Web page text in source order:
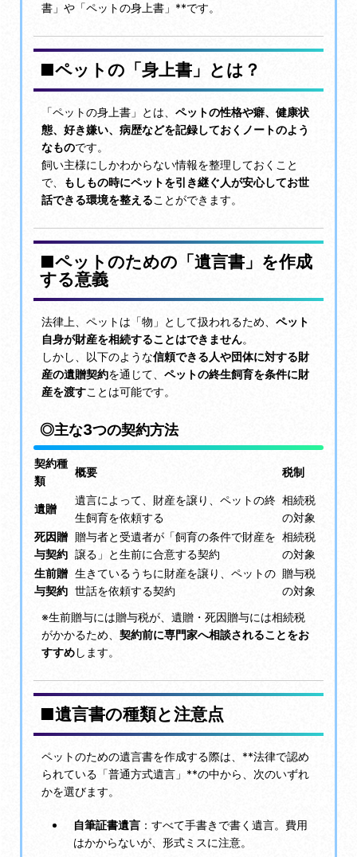
書」や「ペットの身上書」**です。
■ペットの「身上書」とは？
「ペットの身上書」とは、ペットの性格や癖、健康状
態、好き嫌い、病歴などを記録しておくノートのよう
なものです。
飼い主様にしかわからない情報を整理しておくこと
で、
もしもの時にペットを引き継ぐ人が安心してお世
話できる環境を整えることができます。
■ペットのための「遺言書」を作成
する意義
法律上、ペットは「物」として扱われるため、ペット
自身が財産を相続することはできません。
しかし、以下のような信頼できる人や団体に対する財
産の遺贈契約を通じて、ペットの終生飼育を条件に財
産を渡すことは可能です。
◎主な3つの契約方法
契約種
類
概要 税制
遺贈
遺言によって、財産を譲り、ペットの終
生飼育を依頼する
相続税
の対象
死因贈
与契約
贈与者と受遺者が「飼育の条件で財産を
譲る」と生前に合意する契約
相続税
の対象
生前贈
与契約
生きているうちに財産を譲り、ペットの
世話を依頼する契約
贈与税
の対象
※生前贈与には贈与税が、遺贈・死因贈与には相続税
がかかるため、契約前に専門家へ相談されることをお
すすめします。
■遺言書の種類と注意点
ペットのための遺言書を作成する際は、**法律で認め
られている「普通方式遺言」**の中から、次のいずれ
かを選びます。
自筆証書遺言 ：すべて手書きで書く遺言。費用
はかからないが、形式ミスに注意。